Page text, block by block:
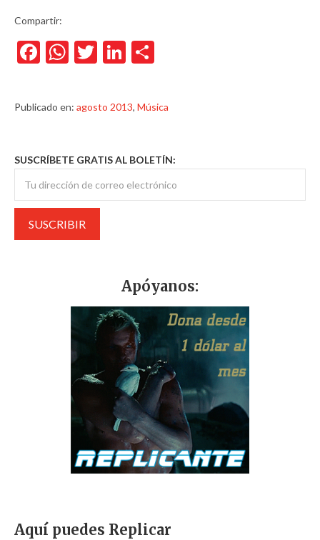
Compartir:
Facebook
WhatsApp
TwitterLinkedIn
Publicado en: agosto 2013, Música
SUSCRÍBETE GRATIS AL BOLETÍN:
Apóyanos:
Aquí puedes Replicar